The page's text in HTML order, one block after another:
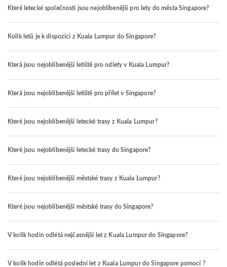
Které letecké společnosti jsou nejoblíbenější pro lety do města Singapore?
Kolik letů je k dispozici z Kuala Lumpur do Singapore?
Která jsou nejoblíbenější letiště pro odlety v Kuala Lumpur?
Která jsou nejoblíbenější letiště pro přílet v Singapore?
Které jsou nejoblíbenější letecké trasy z Kuala Lumpur?
Které jsou nejoblíbenější letecké trasy do Singapore?
Které jsou nejoblíbenější městské trasy z Kuala Lumpur?
Které jsou nejoblíbenější městské trasy do Singapore?
V kolik hodin odlétá nejčasnější let z Kuala Lumpur do Singapore?
V kolik hodin odlétá poslední let z Kuala Lumpur do Singapore pomocí ?